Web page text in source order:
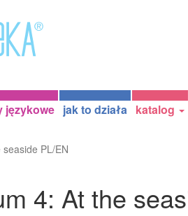
językowe jak to działa katalog
PL/EN
4: At the